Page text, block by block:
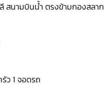
สนามบินน้ำ ตรงข้ามกองสลาก
ว 1 จอดรถ